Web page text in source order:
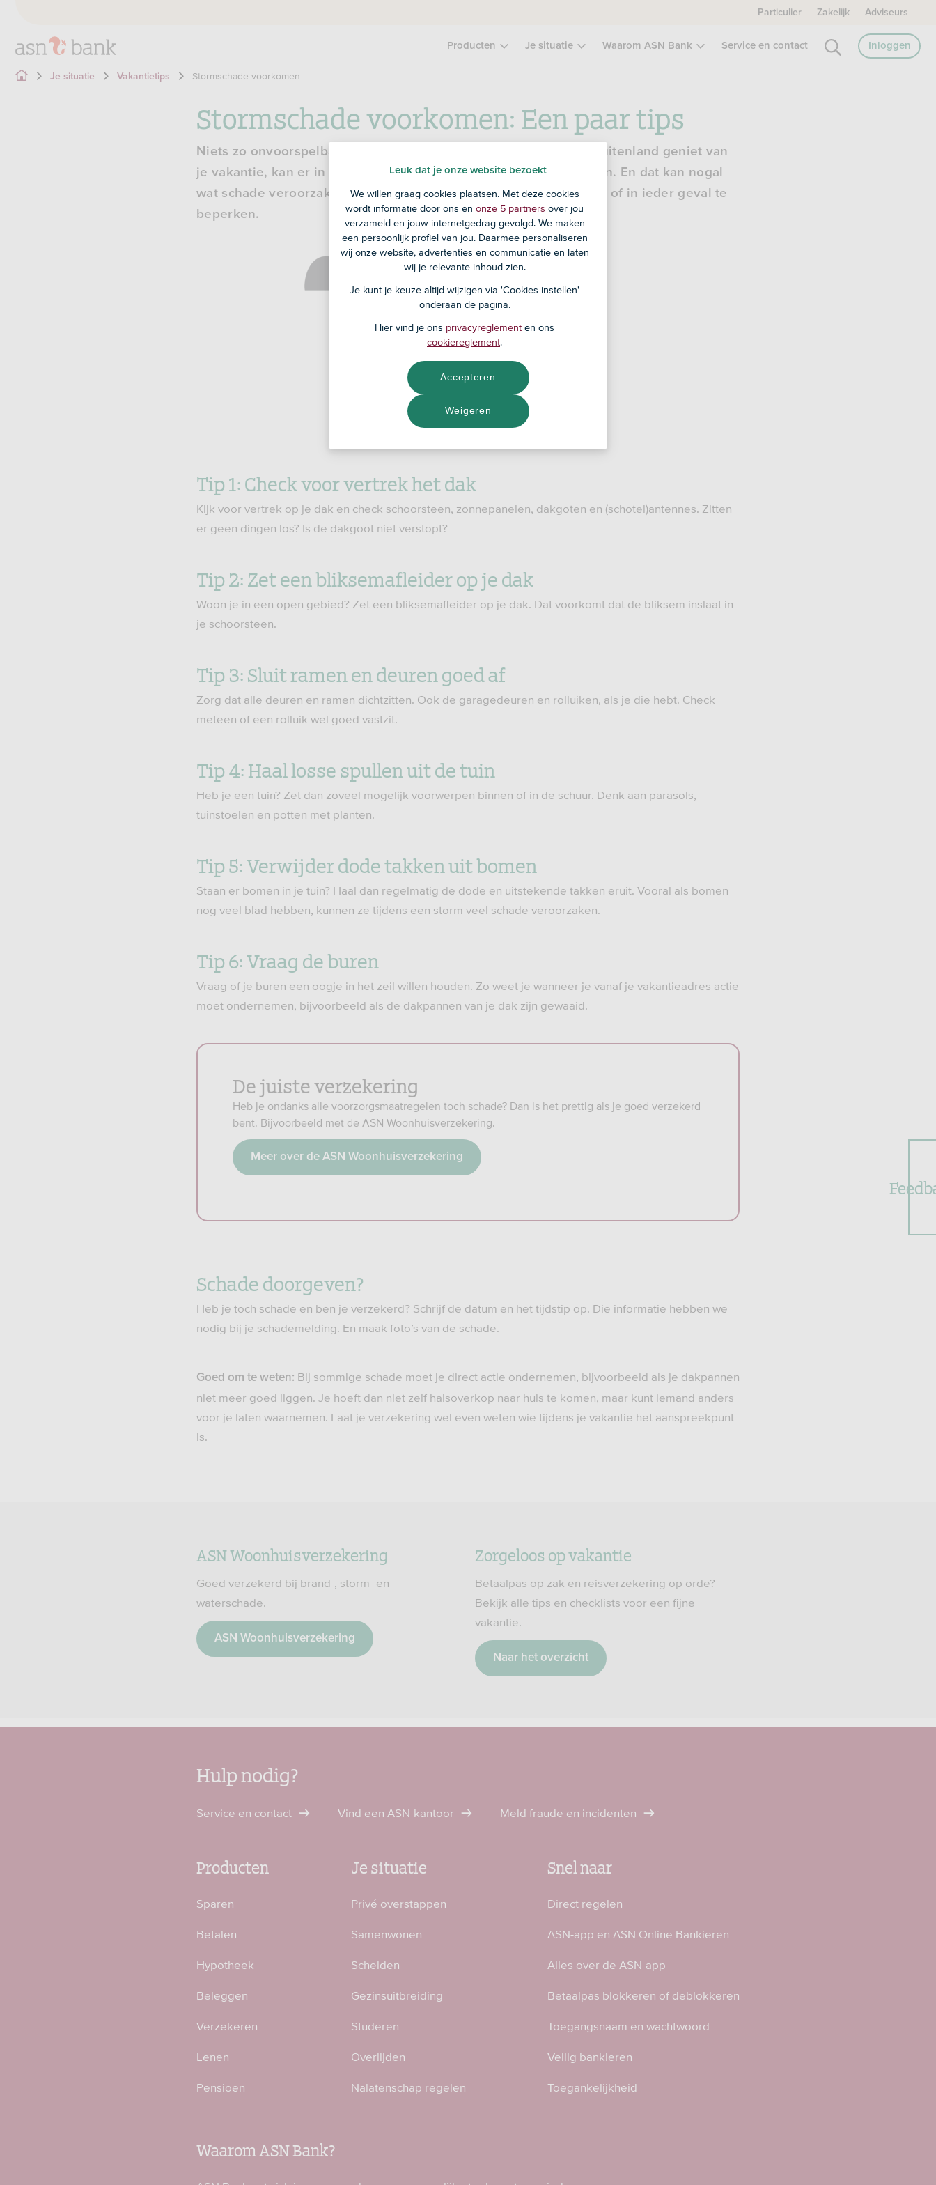
Particulier Zakelijk Adviseurs
Producten Je situatie Waarom ASN Bank Service en contact Inloggen
Je situatie Vakantietips Stormschade voorkomen
Stormschade voorkomen: Een paar tips
Niets zo onvoorspelbaar als het Nederlandse weer. Als jij in het buitenland geniet van
je vakantie, kan er in Nederland ineens een flinke storm losbarsten. En dat kan nogal
wat schade veroorzaken. Onze 6 tips helpen je schade voor te zijn of in ieder geval te
beperken.
Tip 1: Check voor vertrek het dak
Kijk voor vertrek op je dak en check schoorsteen, zonnepanelen, dakgoten en (schotel)antennes. Zitten
er geen dingen los? Is de dakgoot niet verstopt?
Tip 2: Zet een bliksemafleider op je dak
Woon je in een open gebied? Zet een bliksemafleider op je dak. Dat voorkomt dat de bliksem inslaat in
je schoorsteen.
Tip 3: Sluit ramen en deuren goed af
Zorg dat alle deuren en ramen dichtzitten. Ook de garagedeuren en rolluiken, als je die hebt. Check
meteen of een rolluik wel goed vastzit.
Tip 4: Haal losse spullen uit de tuin
Heb je een tuin? Zet dan zoveel mogelijk voorwerpen binnen of in de schuur. Denk aan parasols,
tuinstoelen en potten met planten.
Tip 5: Verwijder dode takken uit bomen
Staan er bomen in je tuin? Haal dan regelmatig de dode en uitstekende takken eruit. Vooral als bomen
nog veel blad hebben, kunnen ze tijdens een storm veel schade veroorzaken.
Tip 6: Vraag de buren
Vraag of je buren een oogje in het zeil willen houden. Zo weet je wanneer je vanaf je vakantieadres actie
moet ondernemen, bijvoorbeeld als de dakpannen van je dak zijn gewaaid.
De juiste verzekering
Heb je ondanks alle voorzorgsmaatregelen toch schade? Dan is het prettig als je goed verzekerd
bent. Bijvoorbeeld met de ASN Woonhuisverzekering.
Meer over de ASN Woonhuisverzekering
Schade doorgeven?
Heb je toch schade en ben je verzekerd? Schrijf de datum en het tijdstip op. Die informatie hebben we
nodig bij je schademelding. En maak foto’s van de schade.
Goed om te weten: Bij sommige schade moet je direct actie ondernemen, bijvoorbeeld als je dakpannen
niet meer goed liggen. Je hoeft dan niet zelf halsoverkop naar huis te komen, maar kunt iemand anders
voor je laten waarnemen. Laat je verzekering wel even weten wie tijdens je vakantie het aanspreekpunt
is.
ASN Woonhuisverzekering
Goed verzekerd bij brand-, storm- en
waterschade.
ASN Woonhuisverzekering
Zorgeloos op vakantie
Betaalpas op zak en reisverzekering op orde?
Bekijk alle tips en checklists voor een fijne
vakantie.
Naar het overzicht
Hulp nodig?
Service en contact Vind een ASN-kantoor Meld fraude en incidenten
Producten
Sparen
Betalen
Hypotheek
Beleggen
Verzekeren
Lenen
Pensioen
Je situatie
Privé overstappen
Samenwonen
Scheiden
Gezinsuitbreiding
Studeren
Overlijden
Nalatenschap regelen
Snel naar
Direct regelen
ASN-app en ASN Online Bankieren
Alles over de ASN-app
Betaalpas blokkeren of deblokkeren
Toegangsnaam en wachtwoord
Veilig bankieren
Toegankelijkheid
Waarom ASN Bank?
Leuk dat je onze website bezoekt
We willen graag cookies plaatsen. Met deze cookies
wordt informatie door ons en onze 5 partners over jou
verzameld en jouw internetgedrag gevolgd. We maken
een persoonlijk profiel van jou. Daarmee personaliseren
wij onze website, advertenties en communicatie en laten
wij je relevante inhoud zien.
Je kunt je keuze altijd wijzigen via 'Cookies instellen'
onderaan de pagina.
Hier vind je ons privacyreglement en ons
cookiereglement.
Weigeren
Accepteren